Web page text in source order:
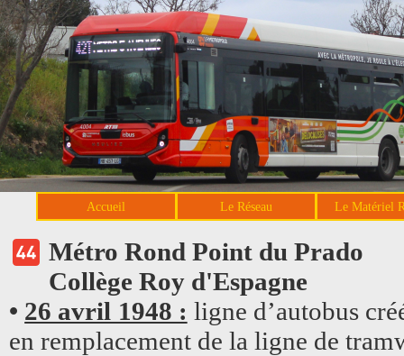
Accueil Le Réseau Le Matériel
Métro Rond Point du Prado
Collège Roy d'Espagne
• 26 avril 1948 : ligne d’autobus
en remplacement de la ligne de